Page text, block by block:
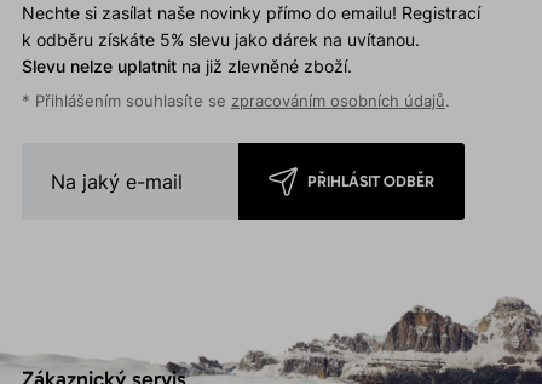
Nechte si zasílat naše novinky přímo do emailu! Registrací
k odběru získáte 5% slevu jako dárek na uvítanou.
Slevu nelze uplatnitna již zlevněné zboží.
* Přihlášením souhlasíte se zpracováním osobních údajů.
PŘIHLÁSIT ODBĚR